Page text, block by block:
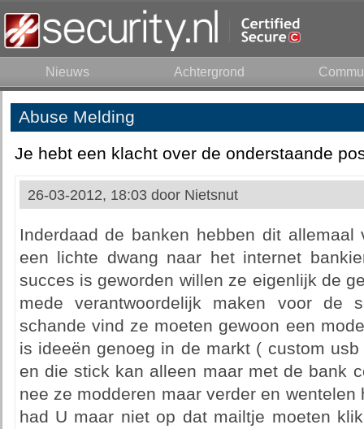
Nieuws Achtergrond
Abuse Melding
Je hebt een klacht over de onderstaande
26-03-2012, 18:03 door Nietsnut
Inderdaad de banken hebben dit
een lichte dwang naar het internet
succes is geworden willen ze eigenlijk de
mede verantwoordelijk maken voor
schande vind ze moeten gewoon een
is ideeën genoeg in de markt ( custom
en die stick kan alleen maar met de bank
nee ze modderen maar verder en
had U maar niet op dat mailtje moeten